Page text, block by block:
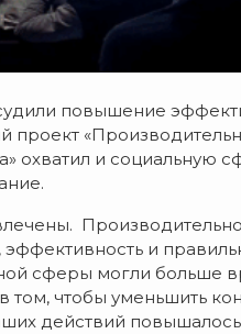
повышение
охватил и социальную
и
сферы могли больше
чтобы уменьшить
действий